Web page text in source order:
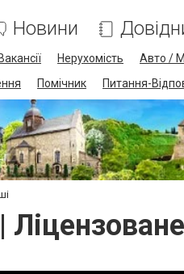
Новини
Вакансії Нерухомість Авто /
Помічник Питання-